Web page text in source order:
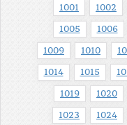
1001 1002
1005 1006
1009 1010
1014 1015
1019 1020
1023 1024